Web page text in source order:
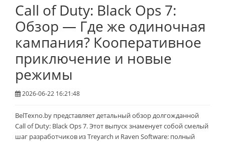
Call of Duty: Black Ops 7:
Обзор — Где же одиночная
кампания? Кооперативное
приключение и новые
режимы
2026-06-22 16:21:48
BelTexno.by представляет детальный обзор долгожданной
Call of Duty: Black Ops 7. Этот выпуск знаменует собой смелый
шаг разработчиков из Treyarch и Raven Software: полный